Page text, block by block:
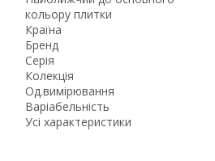
кольору плитки
Країна
Бренд
Серія
Колекція
Од.вимірювання
Варіабельність
Усі характеристики